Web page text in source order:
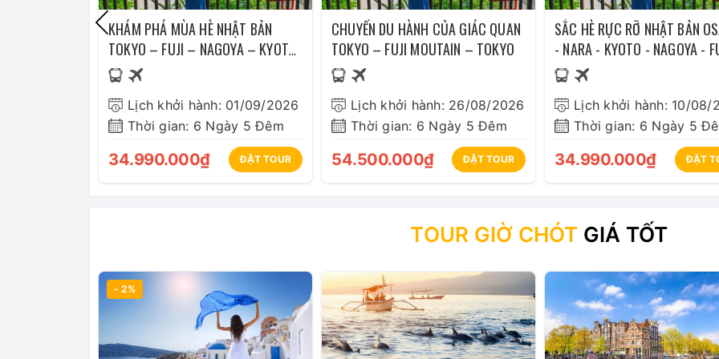
KHÁM PHÁ MÙA HÈ NHẬT BẢN
TOKYO – FUJI – NAGOYA – KYOTO
– KOBE - OSAKA
Lịch khởi hành: 01/09/2026
Thời gian: 6 Ngày 5 Đêm
34.990.000₫ ĐẶT TOUR
CHUYẾN DU HÀNH CỦA GIÁC QUAN
TOKYO – FUJI MOUTAIN – TOKYO
Lịch khởi hành: 26/08/2026
Thời gian: 6 Ngày 5 Đêm
54.500.000₫ ĐẶT TOUR
SẮC HÈ RỰC RỠ NHẬT BẢN
- NARA - KYOTO - NAGOYA -
TOKYO
Lịch khởi hành: 10/08/
Thời gian: 6 Ngày 5
34.990.000₫ ĐẶT
TOUR GIỜ CHÓT GIÁ TỐT
- 2%